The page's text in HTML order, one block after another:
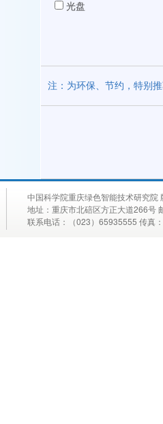
光盘
注：为环保、节约，特别
中国科学院重庆绿色智能技术研究院
地址：重庆市北碚区方正大道266号
联系电话：（023）65935555 传真